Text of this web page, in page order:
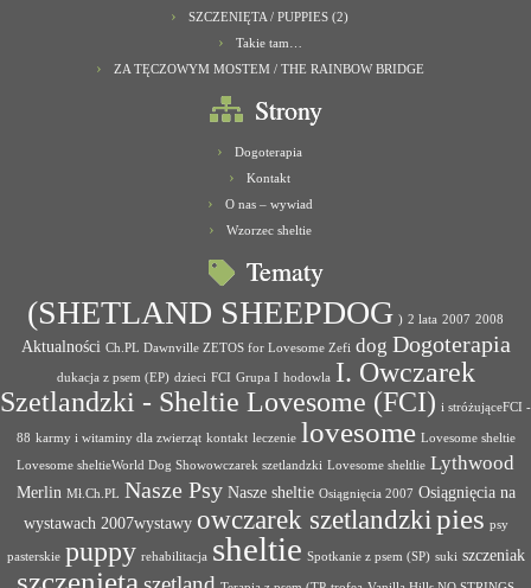
SZCZENIĘTA / PUPPIES (2)
Takie tam…
ZA TĘCZOWYM MOSTEM / THE RAINBOW BRIDGE
Strony
Dogoterapia
Kontakt
O nas – wywiad
Wzorzec sheltie
Tematy
(SHETLAND SHEEPDOG ) 2 lata 2007 2008
Aktualności Ch.PL Dawnville ZETOS for Lovesome Zefi dog Dogoterapia
dukacja z psem (EP) dzieci FCI Grupa I hodowla I. Owczarek
Szetlandzki - Sheltie Lovesome (FCI) i stróżująceFCI -
88 karmy i witaminy dla zwierząt kontakt leczenie lovesome Lovesome sheltie
Lovesome sheltieWorld Dog Showowczarek szetlandzki Lovesome sheltlie Lythwood
Merlin Mł.Ch.PL Nasze Psy Nasze sheltie Osiągnięcia 2007 Osiągnięcia na
wystawach 2007wystawy owczarek szetlandzkipies psy
pasterskie puppy rehabilitacja sheltie Spotkanie z psem (SP) suki szczeniak